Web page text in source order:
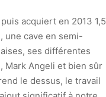
acquiert en 2013 1,5
une cave en semi-
ses différentes
Mark Angeli et bien sûr
le dessus, le travail